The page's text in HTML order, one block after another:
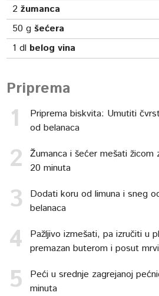
2 žumanca
50 gšećera
1 dl belog vina
Priprema
Priprema biskvita: Umutiti
od belanaca
Žumanca i šećer mešati žicom
20 minuta
Dodati koru od limuna i sneg
belanaca
Pažljivo izmešati, pa izručiti u
premazan buterom i posut
Peći u srednje zagrejanoj
minuta